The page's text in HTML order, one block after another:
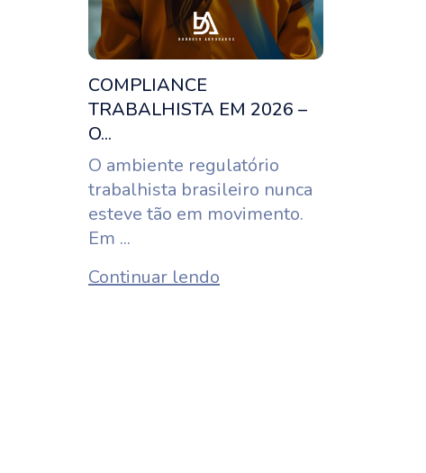
COMPLIANCE
TRABALHISTA EM 2026 –
O...
O ambiente regulatório
trabalhista brasileiro nunca
esteve tão em movimento.
Em ...
Continuar lendo